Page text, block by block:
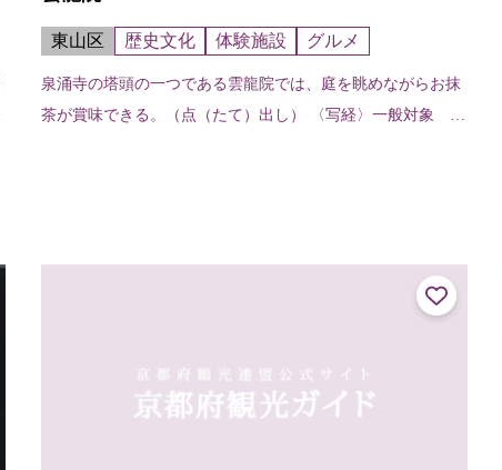
東山区 歴史文化 体験施設 グルメ
泉涌寺の塔頭の一つである雲龍院では、庭を眺めながらお抹
茶が賞味できる。（点（たて）出し） 〈写経〉一般対象 随